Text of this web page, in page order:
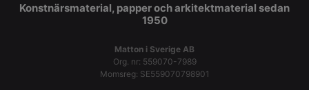
Konstnärsmaterial, papper och arkitektmaterial sedan
1950
Matton i Sverige AB
Org. nr: 559070-7989
Momsreg: SE559070798901